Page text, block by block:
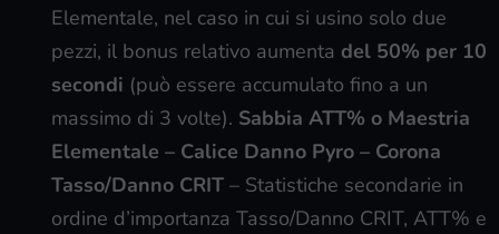
Elementale, nel caso in cui si usino solo due
pezzi, il bonus relativo aumenta del 50% per 10
secondi (può essere accumulato fino a un
massimo di 3 volte). Sabbia ATT% o Maestria
Elementale – Calice Danno Pyro – Corona
Tasso/Danno CRIT – Statistiche secondarie in
ordine d’importanza Tasso/Danno CRIT, ATT% e